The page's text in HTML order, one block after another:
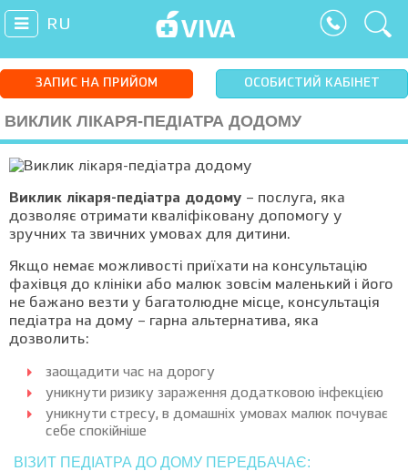
RU
ЗАПИС НА ПРИЙОМ ОСОБИСТИЙ КАБІНЕТ
ВИКЛИК ЛІКАРЯ-ПЕДІАТРА ДОДОМУ
Виклик лікаря-педіатра додому – послуга, яка
дозволяє отримати кваліфіковану допомогу у
зручних та звичних умовах для дитини.
Якщо немає можливості приїхати на консультацію
фахівця до клініки або малюк зовсім маленький і його
не бажано везти у багатолюдне місце, консультація
педіатра на дому – гарна альтернатива, яка
дозволить:
заощадити час на дорогу
уникнути ризику зараження додатковою інфекцією
уникнути стресу, в домашніх умовах малюк почуває
себе спокійніше
ВІЗИТ ПЕДІАТРА ДО ДОМУ ПЕРЕДБАЧАЄ: